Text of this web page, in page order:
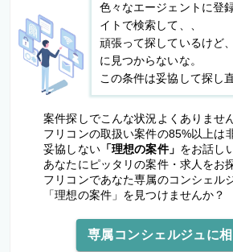
色々なエージェントに登
イトで検索して、、
頑張って探しているけど
に見つからないな。
この条件は妥協して探し
案件探しでこんな状況よくありませ
フリコンの取扱い案件の85%以上は
妥協しない「理想の案件」 をお話し
あなたにピッタリの案件・求人をお
フリコンであなた専属のコンシェル
「理想の案件」を見つけませんか？
専属コンシェルジュに